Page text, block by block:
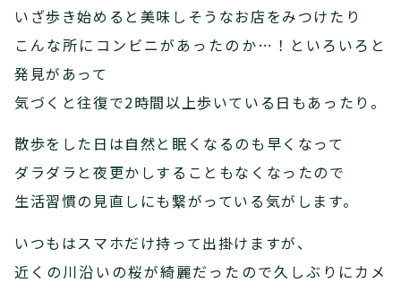
いざ歩き始めると美味しそうなお店をみつけたり
こんな所にコンビニがあったのか…！といろいろと
発見があって
気づくと往復で2時間以上歩いている日もあったり。
散歩をした日は自然と眠くなるのも早くなって
ダラダラと夜更かしすることもなくなったので
生活習慣の見直しにも繋がっている気がします。
いつもはスマホだけ持って出掛けますが、
近くの川沿いの桜が綺麗だったので久しぶりにカメ